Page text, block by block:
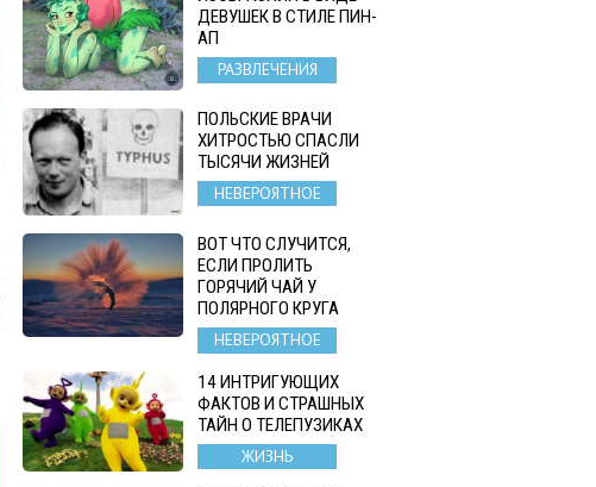
ДЕВУШЕК В СТИЛЕ ПИН-
АП
РАЗВЛЕЧЕНИЯ
ПОЛЬСКИЕ ВРАЧИ
ХИТРОСТЬЮ СПАСЛИ
ТЫСЯЧИ ЖИЗНЕЙ
НЕВЕРОЯТНОЕ
ВОТ ЧТО СЛУЧИТСЯ,
ЕСЛИ ПРОЛИТЬ
ГОРЯЧИЙ ЧАЙ У
ПОЛЯРНОГО КРУГА
НЕВЕРОЯТНОЕ
14 ИНТРИГУЮЩИХ
ФАКТОВ И СТРАШНЫХ
ТАЙН О ТЕЛЕПУЗИКАХ
ЖИЗНЬ